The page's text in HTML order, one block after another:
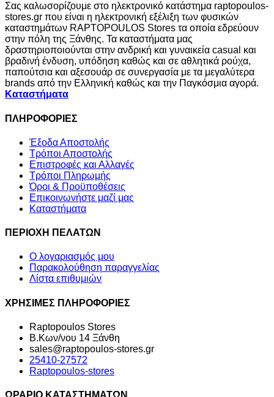
Σας καλωσορίζουμε στο ηλεκτρονικό κατάστημα raptopoulos-
stores.gr που είναι η ηλεκτρονική εξέλιξη των φυσικών
καταστημάτων RAPTOPOULOS Stores τα οποία εδρεύουν
στην πόλη της Ξάνθης. Τα καταστήματα μας
δραστηριοποιούνται στην ανδρική και γυναικεία casual και
βραδινή ένδυση, υπόδηση καθώς και σε αθλητικά ρούχα,
παπούτσια και αξεσουάρ σε συνεργασία με τα μεγαλύτερα
brands από την Ελληνική καθώς και την Παγκόσμια αγορά.
Καταστήματα
ΠΛΗΡΟΦΟΡΙΕΣ
Έξοδα Αποστολής
Τρόποι Αποστολής
Επιστροφές και Αλλαγές
Τρόποι Πληρωμής
Όροι & Προϋποθέσεις
Επικοινωνήστε μαζί μας
Καταστήματα
ΠΕΡΙΟΧΗ ΠΕΛΑΤΩΝ
Ο λογαριασμός μου
Παρακολούθηση παραγγελίας
Λίστα επιθυμιών
ΧΡΗΣΙΜΕΣ ΠΛΗΡΟΦΟΡΙΕΣ
Raptopoulos Stores
Β.Κων/νου 14 Ξάνθη
sales@raptopoulos-stores.gr
25410-27572
Raptopoulos-stores